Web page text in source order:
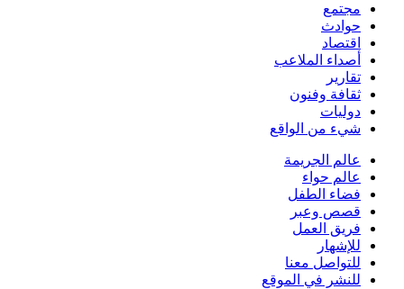
مجتمع
حوادث
اقتصاد
أصداء الملاعب
تقارير
ثقافة وفنون
دوليات
شيء من الواقع
عالم الجريمة
عالم حواء
فضاء الطفل
قصص وعبر
فريق العمل
للإشهار
للتواصل معنا
للنشر في الموقع